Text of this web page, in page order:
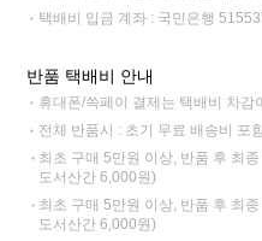
택배비 입금 계좌 : 국민은행
반품 택배비 안내
휴대폰/쓱페이 결제는 택배비 차감
전체 반품시 : 초기 무료 배송비 포
최초 구매 5만원 이상, 반품 후 최
도서산간 6,000원)
최초 구매 5만원 이상, 반품 후 최
도서산간 6,000원)